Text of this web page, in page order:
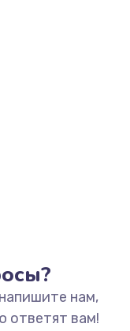
нам,
ответят вам!